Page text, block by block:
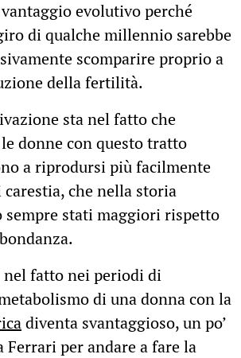
evolutivo perché
di qualche millennio sarebbe
scomparire proprio a
della fertilità.
sta nel fatto che
donne con questo tratto
a riprodursi più facilmente
che nella storia
sempre stati maggiori rispetto
nel fatto nei periodi di
di una donna con la
diventa svantaggioso, un po’
Ferrari per andare a fare la